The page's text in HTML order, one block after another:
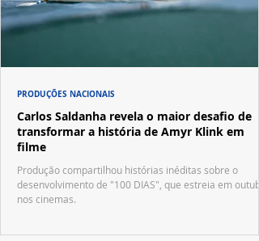
Carlos Saldanha revela o maior desafio de
transformar a história de Amyr Klink em
filme
Produção compartilhou histórias inéditas sobre o
desenvolvimento de "100 DIAS", que estreia em
nos cinemas.
PRODUÇÕES NACIONAIS